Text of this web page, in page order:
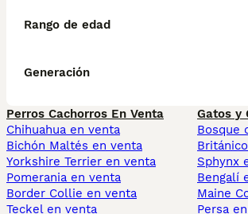
Rango de edad
Generación
Perros Cachorros En Venta
Chihuahua en venta
Bichón Maltés en venta
Yorkshire Terrier en venta
Pomerania en venta
Border Collie en venta
Teckel en venta
Gatos y
Bosque
Sphynx
Bengalí
Maine
Persa